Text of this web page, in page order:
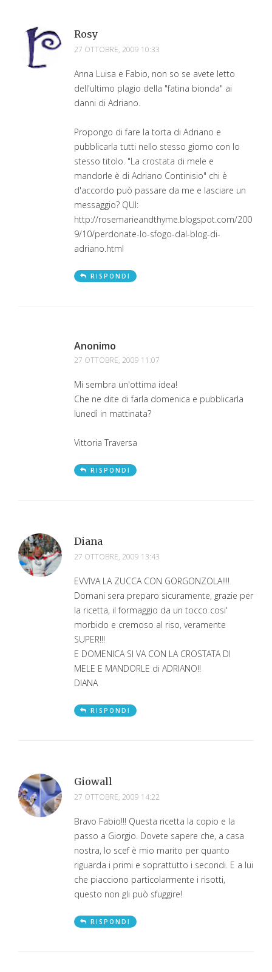
Rosy
27 OTTOBRE, 2009 10:33
Anna Luisa e Fabio, non so se avete letto
dell'ultimo plagio della "fatina bionda" ai
danni di Adriano.
Propongo di fare la torta di Adriano e
pubblicarla tutti nello stesso giorno con lo
stesso titolo. "La crostata di mele e
mandorle è di Adriano Continisio" chi è
d'accordo può passare da me e lasciare un
messaggio? QUI:
http://rosemarieandthyme.blogspot.com/200
9/10/perdonate-lo-sfogo-dal-blog-di-
adriano.html
RISPONDI
Anonimo
27 OTTOBRE, 2009 11:07
Mi sembra un'ottima idea!
Che ne dite di farla domenica e pubblicarla
lunedì in mattinata?
Vittoria Traversa
RISPONDI
Diana
27 OTTOBRE, 2009 13:43
EVVIVA LA ZUCCA CON GORGONZOLA!!!!
Domani sera preparo sicuramente, grazie per
la ricetta, il formaggio da un tocco cosi'
morbido e cremoso al riso, veramente
SUPER!!!
E DOMENICA SI VA CON LA CROSTATA DI
MELE E MANDORLE di ADRIANO!!
DIANA
RISPONDI
Giowall
27 OTTOBRE, 2009 14:22
Bravo Fabio!!! Questa ricetta la copio e la
passo a Giorgio. Dovete sapere che, a casa
nostra, lo scef è mio marito per quanto
riguarda i primi e soprattutto i secondi. E a lui
che piacciono particolarmente i risotti,
questo non gli può sfuggire!
RISPONDI